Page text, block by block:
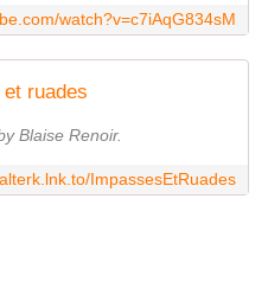
watch?v=c7iAqG834sM
ruades
Blaise Renoir.
ImpassesEtRuades